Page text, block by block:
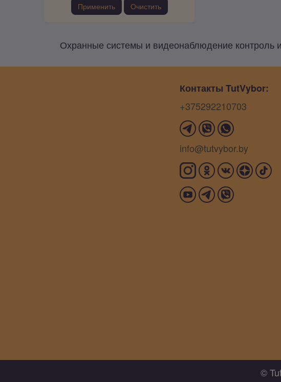
Применить Очистить
Охранные системы и видеонаблюдение контроль
Контакты TutVybor:
+375292210703
info@tutvybor.by
©